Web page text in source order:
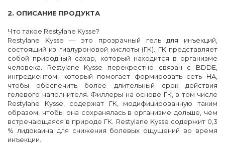
2. ОПИСАНИЕ ПРОДУКТА
Что такое Restylane Kysse?
Restylane Kysse — это прозрачный гель для инъекций,
состоящий из гиалуроновой кислоты (ГК). ГК представляет
собой природный сахар, который находится в организме
человека. Restylane Kysse перекрестно связан с BDDE,
ингредиентом, который помогает формировать сеть HA,
чтобы обеспечить более длительный срок действия
гелевого наполнителя. Филлеры на основе ГК, в том числе
Restylane Kysse, содержат ГК, модифицированную таким
образом, чтобы она сохранялась в организме дольше, чем
встречающаяся в природе ГК. Restylane Kysse содержит 0,3
% лидокаина для снижения болевых ощущений во время
инъекции.